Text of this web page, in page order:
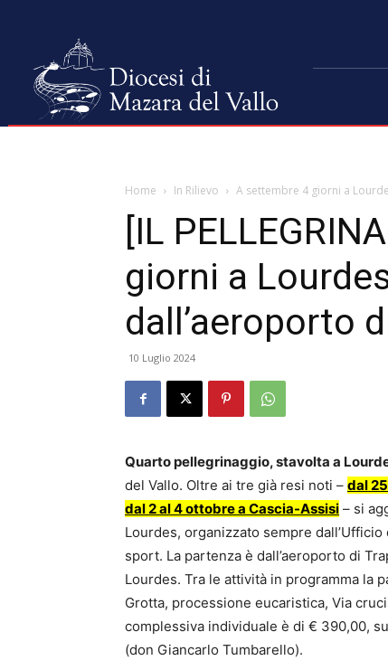
Home In Rilievo A settembre 4 giorni a
[IL
giorni a
dall’aeroporto
10 Luglio 2024
Quarto pellegrinaggio, stavolta a
del Vallo. Oltre ai tre già resi noti – dal
dal 2 al 4 ottobre a Cascia-Assisi – si
Lourdes, organizzato sempre
sport. La partenza è dall’aeroporto di
Lourdes. Tra le attività in programma la
Grotta, processione eucaristica, Via
complessiva individuale è di € 390,00,
(don Giancarlo Tumbarello).